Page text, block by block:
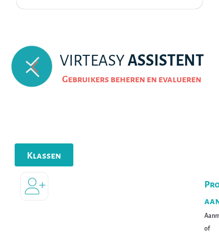
VIRTEASYASSISTENT
Gebruikers beheren en evalueren
Klassen
of